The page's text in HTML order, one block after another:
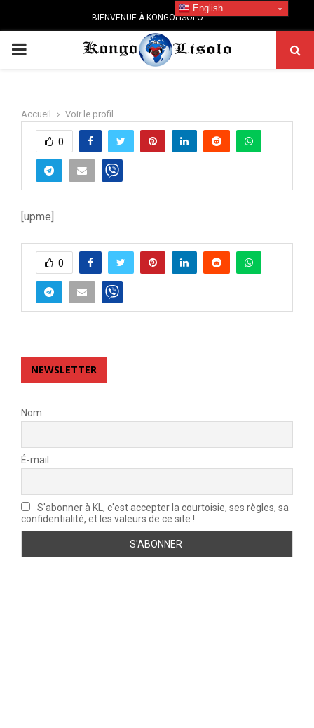
BIENVENUE À KONGOLISOLO
PRIMARY
Accueil Voir le profil
0
[upme]
0
NEWSLETTER
Nom
É-mail
S'abonner à KL, c'est accepter la courtoisie, ses règles, sa
confidentialité, et les valeurs de ce site !
English